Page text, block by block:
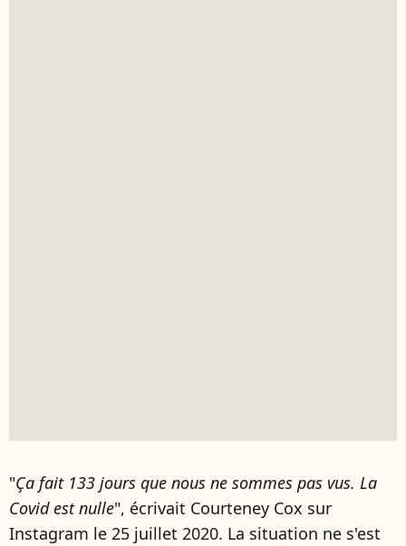
"Ça fait 133 jours que nous ne sommes pas vus. La
Covid est nulle", écrivait Courteney Cox sur
Instagram le 25 juillet 2020. La situation ne s'est